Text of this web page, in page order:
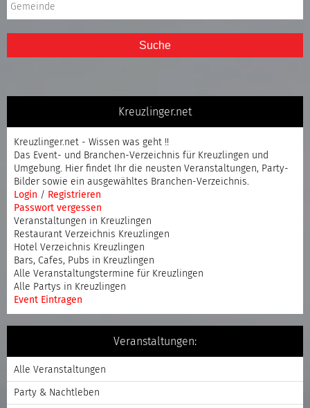
Suche
Kreuzlinger.net
Kreuzlinger.net - Wissen was geht !!
Das Event- und Branchen-Verzeichnis für Kreuzlingen und
Umgebung. Hier findet Ihr die neusten Veranstaltungen, Party-
Bilder sowie ein ausgewähltes Branchen-Verzeichnis.
Login / Registrieren
Passwort vergessen
Veranstaltungen in Kreuzlingen
Restaurant Verzeichnis Kreuzlingen
Hotel Verzeichnis Kreuzlingen
Bars, Cafes, Pubs in Kreuzlingen
Alle Veranstaltungstermine für Kreuzlingen
Alle Partys in Kreuzlingen
Event Eintragen
Veranstaltungen:
Alle Veranstaltungen
Party & Nachtleben